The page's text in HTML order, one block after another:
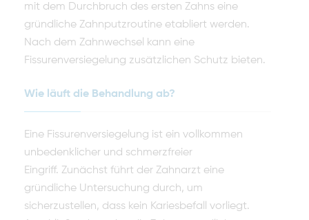
mit dem Durchbruch des ersten Zahns eine
gründliche Zahnputzroutine etabliert werden.
Nach dem Zahnwechsel kann eine
Fissurenversiegelung zusätzlichen Schutz bieten.
Wie läuft die Behandlung ab?
Eine Fissurenversiegelung ist ein vollkommen
unbedenklicher und schmerzfreier
Eingriff. Zunächst führt der Zahnarzt eine
gründliche Untersuchung durch, um
sicherzustellen, dass kein Kariesbefall vorliegt.